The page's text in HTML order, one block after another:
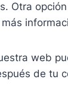
Otra
web
de tu